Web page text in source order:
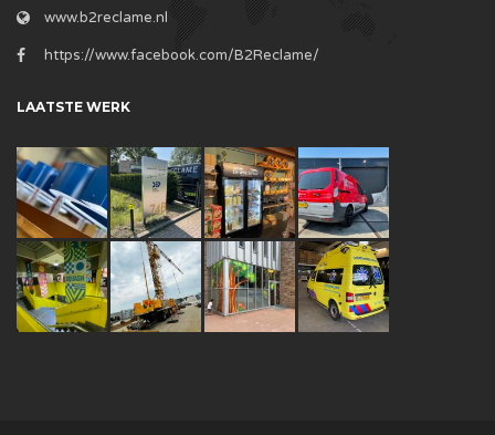
www.b2reclame.nl
https://www.facebook.com/B2Reclame/
LAATSTE WERK